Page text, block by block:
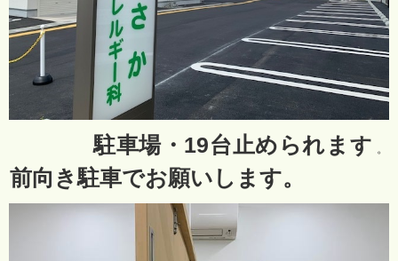
駐車場・19台止められま す 。
前向き駐車でお願いします。